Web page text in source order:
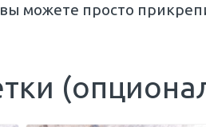
можете просто